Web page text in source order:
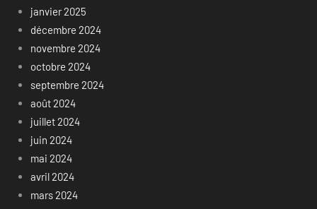
janvier 2025
décembre 2024
novembre 2024
octobre 2024
septembre 2024
août 2024
juillet 2024
juin 2024
mai 2024
avril 2024
mars 2024